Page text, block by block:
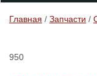
Главная / Запчасти /
950